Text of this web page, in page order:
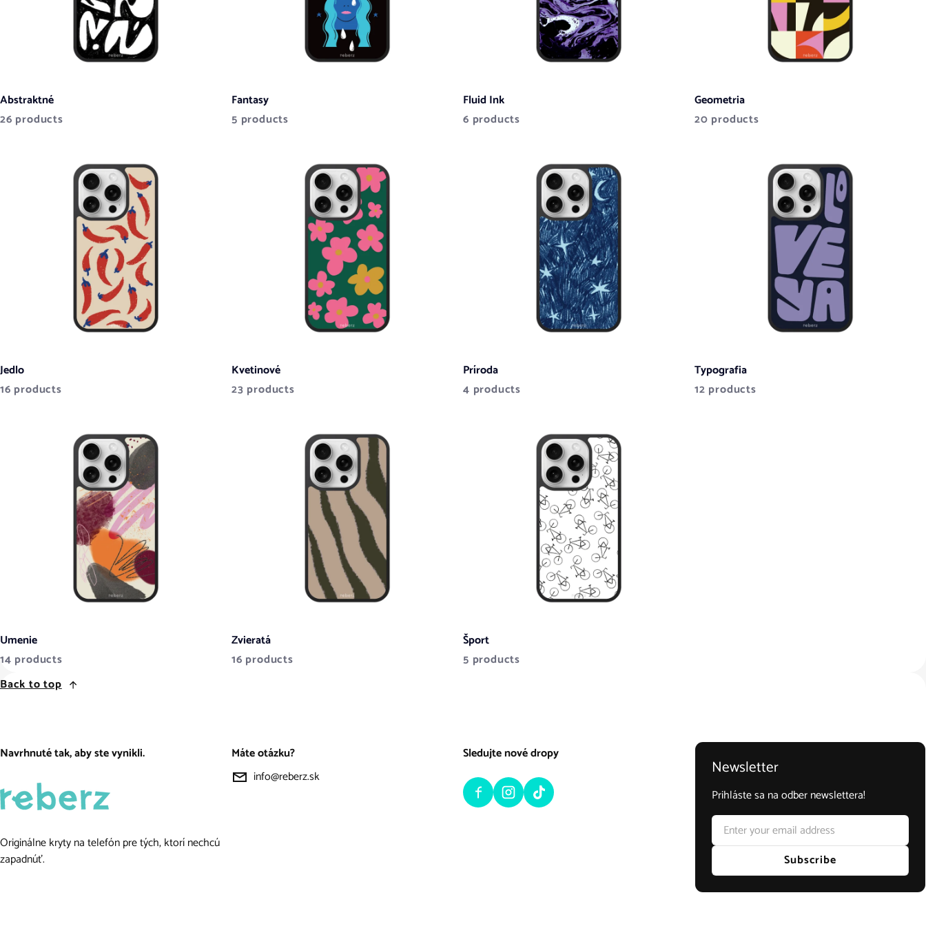
Abstraktné
26 products
Fantasy
5 products
Fluid Ink
6 products
Geometria
20 products
Jedlo
16 products
Kvetinové
23 products
Príroda
4 products
Typografia
12 products
Umenie
14 products
Zvieratá
16 products
Šport
5 products
Back to top
Navrhnuté tak, aby ste vynikli.
Originálne kryty na telefón pre tých, ktorí nechcú
zapadnúť.
Máte otázku?
info@reberz.sk
Sledujte nové dropy
Newsletter
Prihláste sa na odber newslettera!
Email
Subscribe